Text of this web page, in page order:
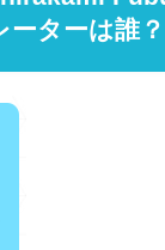
ターは誰？